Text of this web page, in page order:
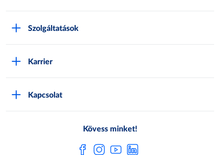
Szolgáltatások
Karrier
Kapcsolat
Kövess minket!